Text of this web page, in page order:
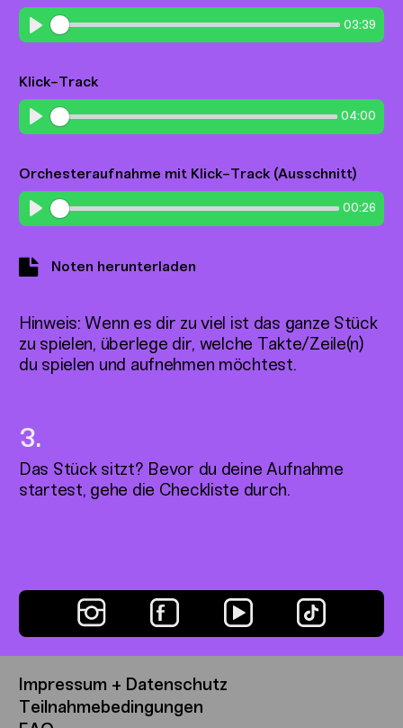
Play
03:39
Klick-Track
Play
04:00
Orchesteraufnahme mit Klick-Track (Ausschnitt)
Play
00:26
Noten herunterladen
Hinweis: Wenn es dir zu viel ist das ganze Stück
zu spielen, überlege dir, welche Takte/Zeile(n)
du spielen und aufnehmen möchtest.
Das Stück sitzt? Bevor du deine Aufnahme
startest, gehe die Checkliste durch.
Impressum + Datenschutz
Teilnahmebedingungen